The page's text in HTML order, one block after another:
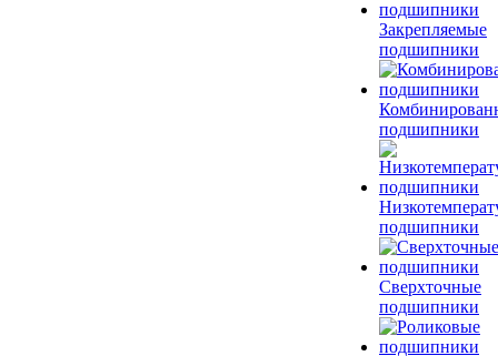
Закрепляемые
подшипники
подшипники
подшипники
Сверхточные
подшипники